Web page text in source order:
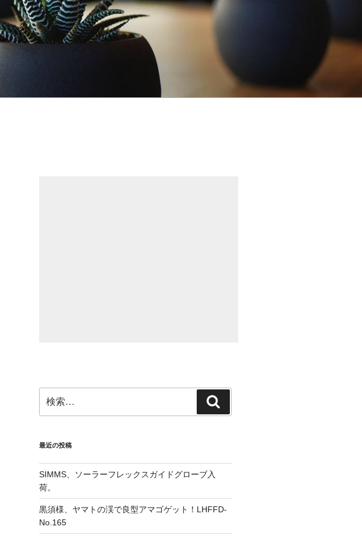
索:
索
最近の投稿
SIMMS、ソーラーフレックスガイドグローブ入
荷。
黒須様、ヤマトの渓で良型アマゴゲット！LHFFD-
No.165